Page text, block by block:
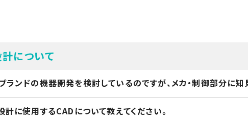
について
ランドの機器開発を検討しているのですが、メカ・制御部分に知
計に使用するCADについて教えてください。